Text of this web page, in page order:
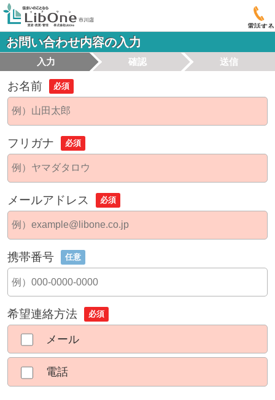
電話する
お問い合わせ内容の入力
入力 確認 送信
お名前 必須
フリガナ 必須
メールアドレス 必須
携帯番号 任意
希望連絡方法 必須
メール
電話